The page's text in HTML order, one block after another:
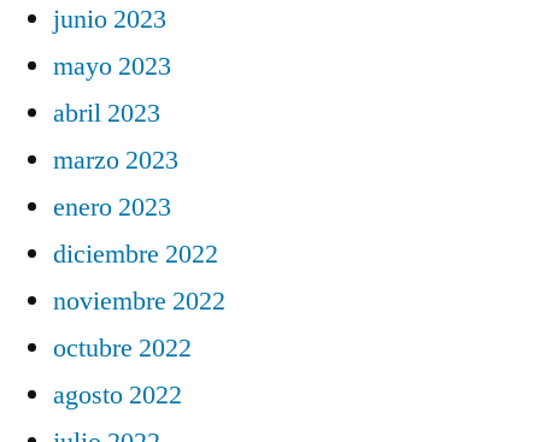
junio 2023
mayo 2023
abril 2023
marzo 2023
enero 2023
diciembre 2022
noviembre 2022
octubre 2022
agosto 2022